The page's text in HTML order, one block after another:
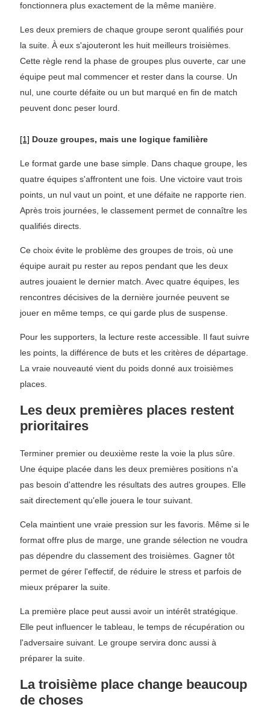
fonctionnera plus exactement de la même manière.
Les deux premiers de chaque groupe seront qualifiés pour
la suite. À eux s'ajouteront les huit meilleurs troisièmes.
Cette règle rend la phase de groupes plus ouverte, car une
équipe peut mal commencer et rester dans la course. Un
nul, une courte défaite ou un but marqué en fin de match
peuvent donc peser lourd.
[1] Douze groupes, mais une logique familière
Le format garde une base simple. Dans chaque groupe, les
quatre équipes s'affrontent une fois. Une victoire vaut trois
points, un nul vaut un point, et une défaite ne rapporte rien.
Après trois journées, le classement permet de connaître les
qualifiés directs.
Ce choix évite le problème des groupes de trois, où une
équipe aurait pu rester au repos pendant que les deux
autres jouaient le dernier match. Avec quatre équipes, les
rencontres décisives de la dernière journée peuvent se
jouer en même temps, ce qui garde plus de suspense.
Pour les supporters, la lecture reste accessible. Il faut suivre
les points, la différence de buts et les critères de départage.
La vraie nouveauté vient du poids donné aux troisièmes
places.
Les deux premières places restent
prioritaires
Terminer premier ou deuxième reste la voie la plus sûre.
Une équipe placée dans les deux premières positions n'a
pas besoin d'attendre les résultats des autres groupes. Elle
sait directement qu'elle jouera le tour suivant.
Cela maintient une vraie pression sur les favoris. Même si le
format offre plus de marge, une grande sélection ne voudra
pas dépendre du classement des troisièmes. Gagner tôt
permet de gérer l'effectif, de réduire le stress et parfois de
mieux préparer la suite.
La première place peut aussi avoir un intérêt stratégique.
Elle peut influencer le tableau, le temps de récupération ou
l'adversaire suivant. Le groupe servira donc aussi à
préparer la suite.
La troisième place change beaucoup
de choses